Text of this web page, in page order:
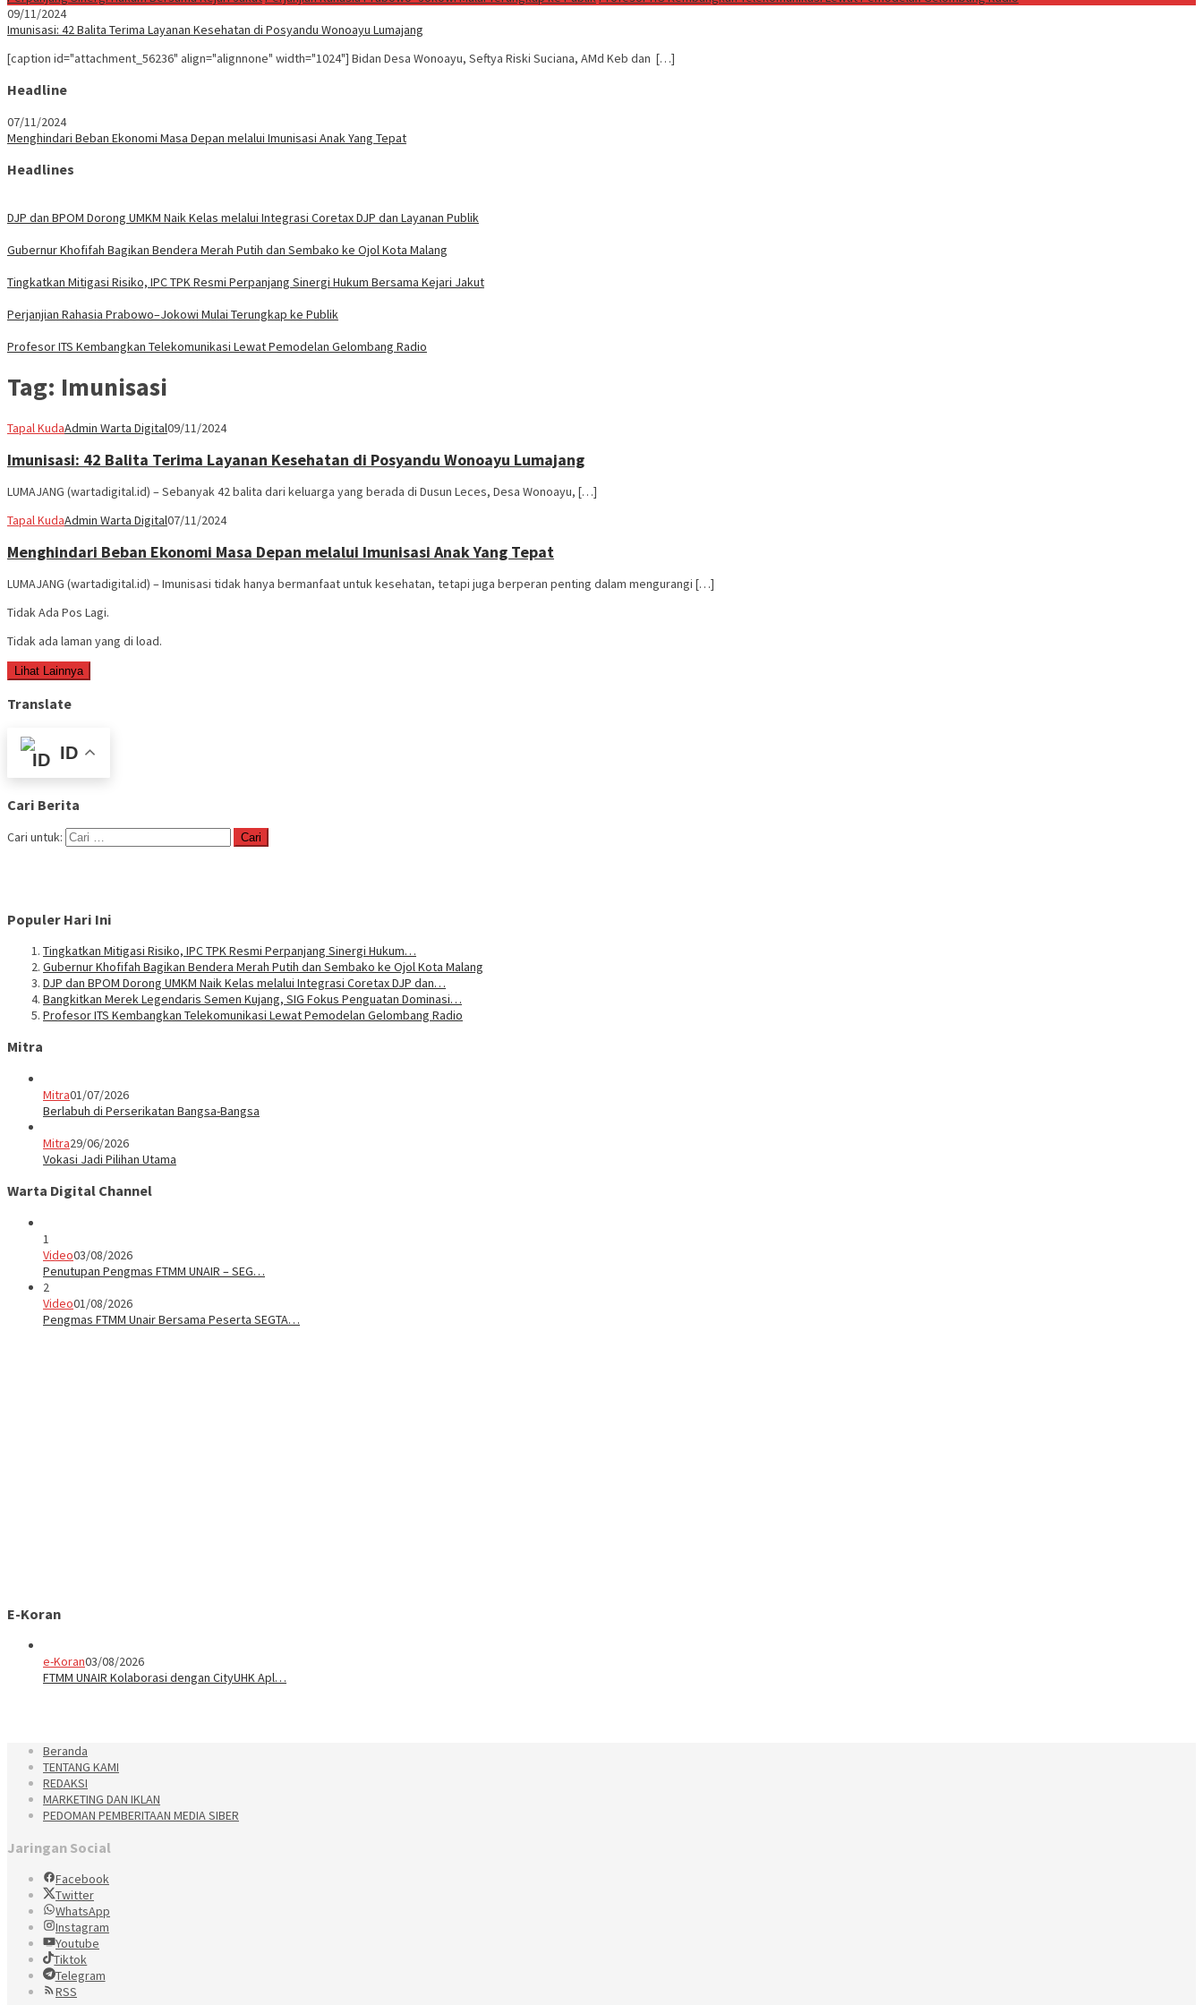
09/11/2024
Imunisasi: 42 Balita Terima Layanan Kesehatan di Posyandu Wonoayu Lumajang
[caption id="attachment_56236" align="alignnone" width="1024"] Bidan Desa Wonoayu, Seftya Riski Suciana, AMd Keb dan […]
Headline
07/11/2024
Menghindari Beban Ekonomi Masa Depan melalui Imunisasi Anak Yang Tepat
Headlines
DJP dan BPOM Dorong UMKM Naik Kelas melalui Integrasi Coretax DJP dan Layanan Publik
Gubernur Khofifah Bagikan Bendera Merah Putih dan Sembako ke Ojol Kota Malang
Tingkatkan Mitigasi Risiko, IPC TPK Resmi Perpanjang Sinergi Hukum Bersama Kejari Jakut
Perjanjian Rahasia Prabowo–Jokowi Mulai Terungkap ke Publik
Profesor ITS Kembangkan Telekomunikasi Lewat Pemodelan Gelombang Radio
Tag: Imunisasi
Tapal KudaAdmin Warta Digital09/11/2024
Imunisasi: 42 Balita Terima Layanan Kesehatan di Posyandu Wonoayu Lumajang
LUMAJANG (wartadigital.id) – Sebanyak 42 balita dari keluarga yang berada di Dusun Leces, Desa Wonoayu, […]
Tapal KudaAdmin Warta Digital07/11/2024
Menghindari Beban Ekonomi Masa Depan melalui Imunisasi Anak Yang Tepat
LUMAJANG (wartadigital.id) – Imunisasi tidak hanya bermanfaat untuk kesehatan, tetapi juga berperan penting dalam mengurangi […]
Tidak Ada Pos Lagi.
Tidak ada laman yang di load.
Lihat Lainnya
Translate
ID
Cari Berita
Cari untuk:
Populer Hari Ini
Tingkatkan Mitigasi Risiko, IPC TPK Resmi Perpanjang Sinergi Hukum…
Gubernur Khofifah Bagikan Bendera Merah Putih dan Sembako ke Ojol Kota Malang
DJP dan BPOM Dorong UMKM Naik Kelas melalui Integrasi Coretax DJP dan…
Bangkitkan Merek Legendaris Semen Kujang, SIG Fokus Penguatan Dominasi…
Profesor ITS Kembangkan Telekomunikasi Lewat Pemodelan Gelombang Radio
Mitra
Mitra01/07/2026
Berlabuh di Perserikatan Bangsa-Bangsa
Mitra29/06/2026
Vokasi Jadi Pilihan Utama
Warta Digital Channel
1
Video03/08/2026
Penutupan Pengmas FTMM UNAIR – SEG…
2
Video01/08/2026
Pengmas FTMM Unair Bersama Peserta SEGTA…
E-Koran
e-Koran03/08/2026
FTMM UNAIR Kolaborasi dengan CityUHK Apl…
Beranda
TENTANG KAMI
REDAKSI
MARKETING DAN IKLAN
PEDOMAN PEMBERITAAN MEDIA SIBER
Jaringan Social
Facebook
Twitter
WhatsApp
Instagram
Youtube
Tiktok
Telegram
RSS